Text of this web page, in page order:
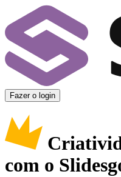
Fazer o login
com o